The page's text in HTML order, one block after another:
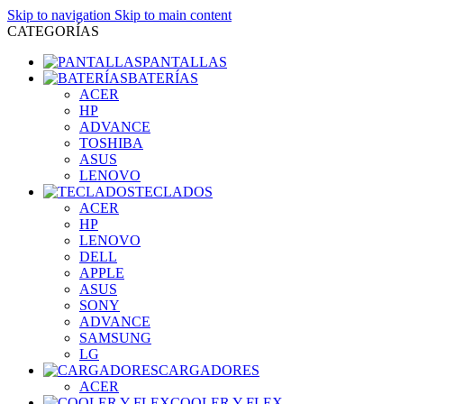
Skip to navigation Skip to main content
CATEGORÍAS
PANTALLAS
BATERÍAS
ACER
HP
ADVANCE
TOSHIBA
ASUS
LENOVO
TECLADOS
ACER
HP
LENOVO
DELL
APPLE
ASUS
SONY
ADVANCE
SAMSUNG
LG
CARGADORES
ACER